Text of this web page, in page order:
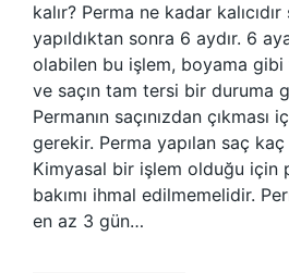
kalır? Perma ne kadar
yapıldıktan sonra 6 aydır. 6
olabilen bu işlem, boyama gibi
ve saçın tam tersi bir duruma
Permanın saçınızdan çıkması
gerekir. Perma yapılan saç
Kimyasal bir işlem olduğu için
bakımı ihmal edilmemelidir.
en az 3 gün…